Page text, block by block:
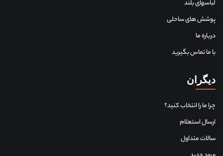
لباسهای بلند
پوشش های ساحلی
درباره ما
با ما تماس بگیرید
دیگران
چرا ما را انتخاب کنید؟
ارسال استعلام
سالات متداول